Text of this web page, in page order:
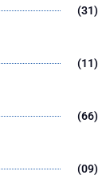
(31)
(11)
(66)
(09)